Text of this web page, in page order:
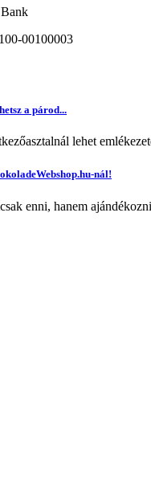
00100003
a párod...
lehet
nál!
enni, hanem